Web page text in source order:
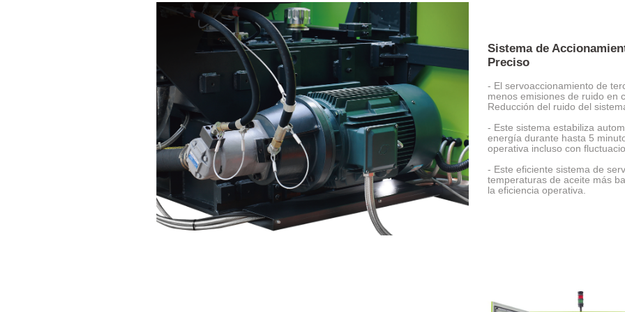
Sistema de
Preciso
- El servoaccionamiento de
menos emisiones de ruido en
Reducción del ruido del
- Este sistema estabiliza
energía durante hasta 5
operativa incluso con
- Este eficiente sistema de
temperaturas de aceite más
la eficiencia operativa.